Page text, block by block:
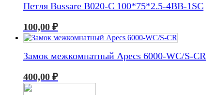
Петля Bussare B020-C 100*75*2.5-4BB-1SC
100,00 ₽
Замок межкомнатный Apecs 6000-WC/S-CR
400,00 ₽